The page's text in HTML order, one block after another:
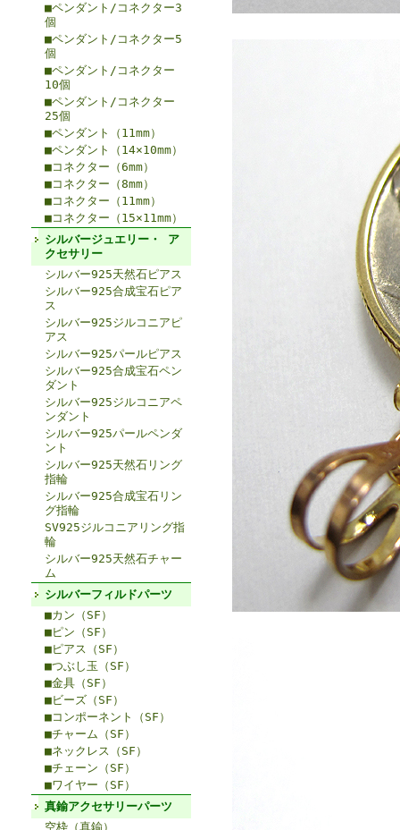
■ペンダント/コネクター3
個
■ペンダント/コネクター5
個
■ペンダント/コネクター
10個
■ペンダント/コネクター
25個
■ペンダント（11mm）
■ペンダント（14×10mm）
■コネクター（6mm）
■コネクター（8mm）
■コネクター（11mm）
■コネクター（15×11mm）
シルバージュエリー・ ア
クセサリー
シルバー925天然石ピアス
シルバー925合成宝石ピア
ス
シルバー925ジルコニアピ
アス
シルバー925パールピアス
シルバー925合成宝石ペン
ダント
シルバー925ジルコニアペ
ンダント
シルバー925パールペンダ
ント
シルバー925天然石リング
指輪
シルバー925合成宝石リン
グ指輪
SV925ジルコニアリング指
輪
シルバー925天然石チャー
ム
シルバーフィルドパーツ
■カン（SF）
■ピン（SF）
■ピアス（SF）
■つぶし玉（SF）
■金具（SF）
■ビーズ（SF）
■コンポーネント（SF）
■チャーム（SF）
■ネックレス（SF）
■チェーン（SF）
■ワイヤー（SF）
真鍮アクセサリーパーツ
空枠（真鍮）